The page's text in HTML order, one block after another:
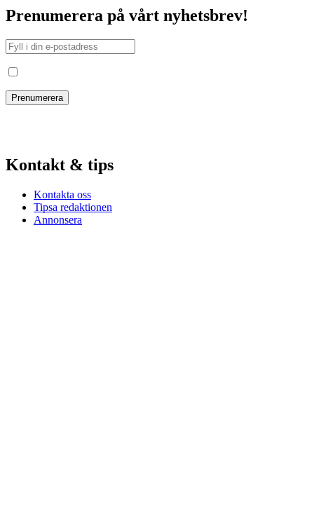
Prenumerera på vårt nyhetsbrev!
Kontakt & tips
Kontakta oss
Tipsa redaktionen
Annonsera